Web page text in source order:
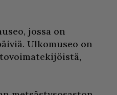
jossa on
Ulkomuseo on